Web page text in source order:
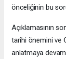
önceliğinin bu
Açıklamasının
tarihi önemini ve
anlatmaya